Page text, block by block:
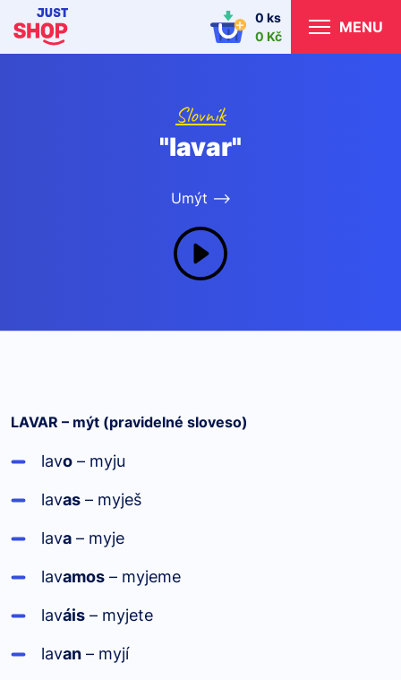
0 ks
0 Kč
MENU
Slovník
"lavar"
Umýt -->
LAVAR – mýt (pravidelné sloveso)
lavo – myju
lavas – myješ
lava – myje
lavamos – myjeme
laváis – myjete
lavan – myjí